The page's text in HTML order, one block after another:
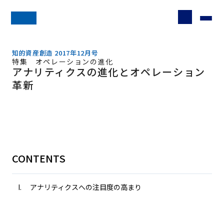
知的資産創造 2017年12月号
特集 オペレーションの進化
アナリティクスの進化とオペレーション
革新
CONTENTS
アナリティクスへの注目度の高まり